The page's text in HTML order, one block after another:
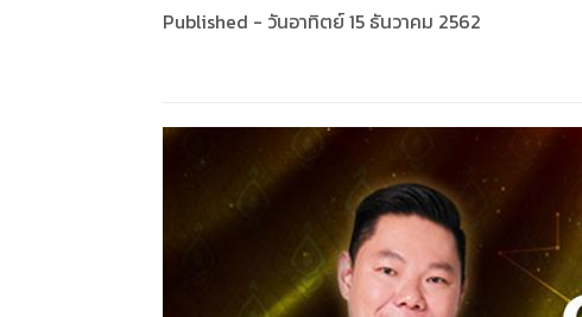
Published - วันอาทิตย์ 15 ธันวาคม 2562